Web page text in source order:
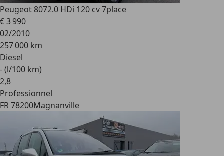
Peugeot 8072.0 HDi 120 cv 7place
€ 3 990
02/2010
257 000 km
Diesel
- (l/100 km)
2,8
Professionnel
FR 78200Magnanville